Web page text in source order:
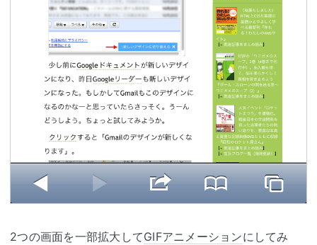
2つの画面を一部拡大してGIFアニメーションにしてみ